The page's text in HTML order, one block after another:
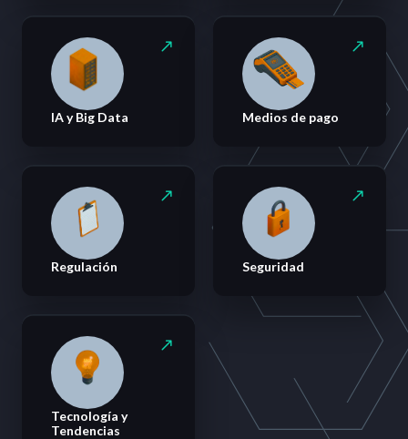
IA y Big Data Medios de pago
Regulación Seguridad
Tecnología y
Tendencias